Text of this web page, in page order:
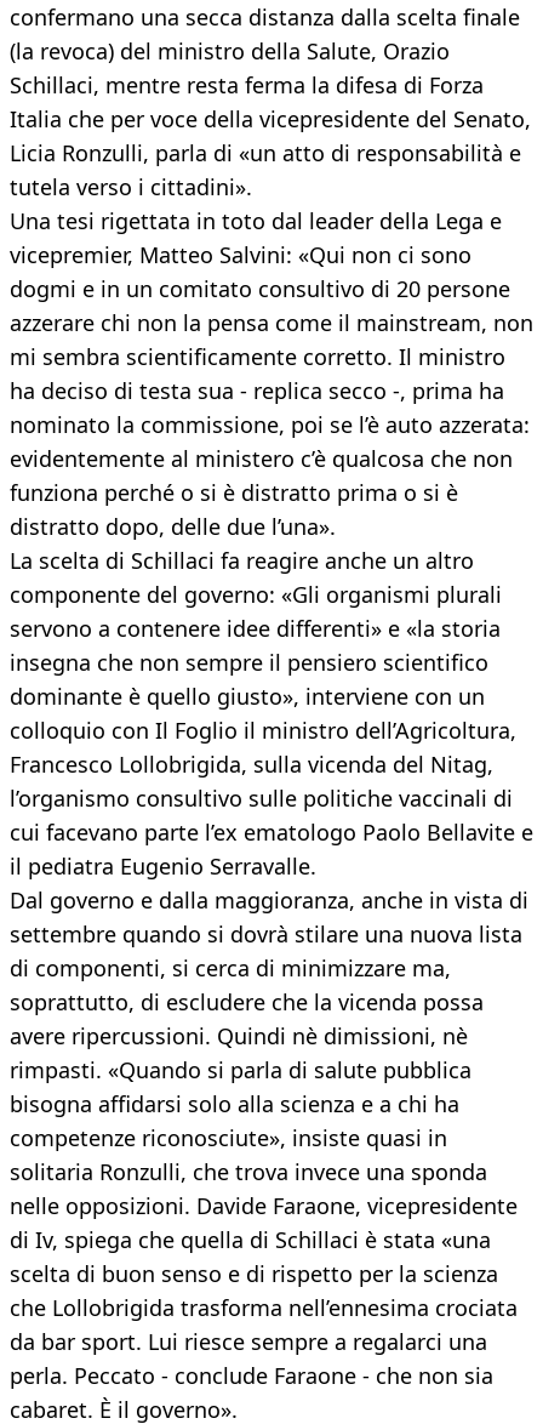
confermano una secca distanza dalla scelta finale
(la revoca) del ministro della Salute, Orazio
Schillaci, mentre resta ferma la difesa di Forza
Italia che per voce della vicepresidente del Senato,
Licia Ronzulli, parla di «un atto di responsabilità e
tutela verso i cittadini».
Una tesi rigettata in toto dal leader della Lega e
vicepremier, Matteo Salvini: «Qui non ci sono
dogmi e in un comitato consultivo di 20 persone
azzerare chi non la pensa come il mainstream, non
mi sembra scientificamente corretto. Il ministro
ha deciso di testa sua - replica secco -, prima ha
nominato la commissione, poi se l’è auto azzerata:
evidentemente al ministero c’è qualcosa che non
funziona perché o si è distratto prima o si è
distratto dopo, delle due l’una».
La scelta di Schillaci fa reagire anche un altro
componente del governo: «Gli organismi plurali
servono a contenere idee differenti» e «la storia
insegna che non sempre il pensiero scientifico
dominante è quello giusto», interviene con un
colloquio con Il Foglio il ministro dell’Agricoltura,
Francesco Lollobrigida, sulla vicenda del Nitag,
l’organismo consultivo sulle politiche vaccinali di
cui facevano parte l’ex ematologo Paolo Bellavite e
il pediatra Eugenio Serravalle.
Dal governo e dalla maggioranza, anche in vista di
settembre quando si dovrà stilare una nuova lista
di componenti, si cerca di minimizzare ma,
soprattutto, di escludere che la vicenda possa
avere ripercussioni. Quindi nè dimissioni, nè
rimpasti. «Quando si parla di salute pubblica
bisogna affidarsi solo alla scienza e a chi ha
competenze riconosciute», insiste quasi in
solitaria Ronzulli, che trova invece una sponda
nelle opposizioni. Davide Faraone, vicepresidente
di Iv, spiega che quella di Schillaci è stata «una
scelta di buon senso e di rispetto per la scienza
che Lollobrigida trasforma nell’ennesima crociata
da bar sport. Lui riesce sempre a regalarci una
perla. Peccato - conclude Faraone - che non sia
cabaret. È il governo».